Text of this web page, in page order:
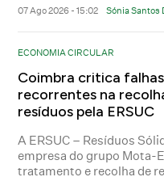
07 Ago 2026 - 15:02 Sónia Santos
ECONOMIA CIRCULAR
Coimbra critica falhas
recorrentes na
resíduos pela ERSUC
A ERSUC – Resíduos
empresa do grupo Mota-
tratamento e recolha de